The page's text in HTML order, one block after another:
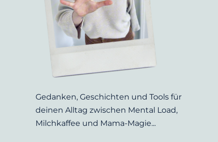
Gedanken, Geschichten und Tools für
deinen Alltag zwischen Mental Load,
Milchkaffee und Mama-Magie...